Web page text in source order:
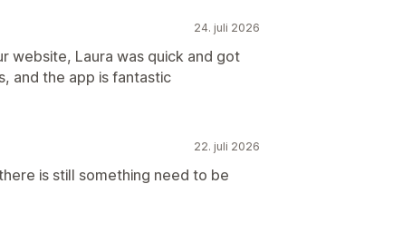
24. juli 2026
website, Laura was quick and got
and the app is fantastic
22. juli 2026
is still something need to be